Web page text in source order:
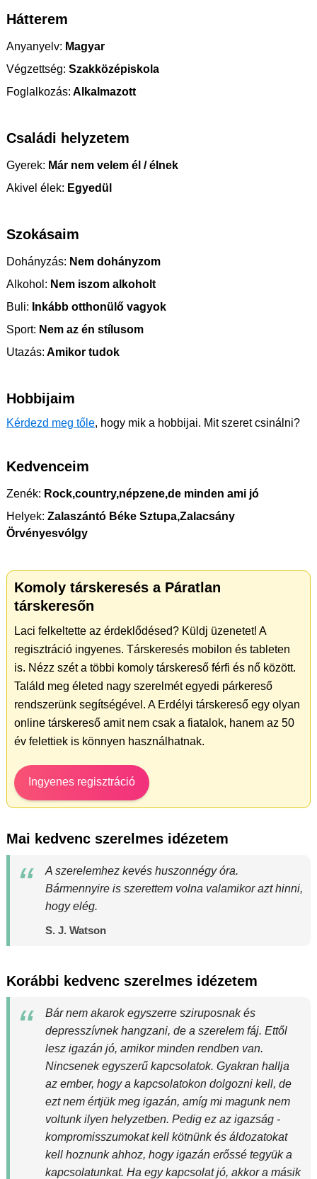
Hátterem
Anyanyelv: Magyar
Végzettség: Szakközépiskola
Foglalkozás: Alkalmazott
Családi helyzetem
Gyerek: Már nem velem él / élnek
Akivel élek: Egyedül
Szokásaim
Dohányzás: Nem dohányzom
Alkohol: Nem iszom alkoholt
Buli: Inkább otthonülő vagyok
Sport: Nem az én stílusom
Utazás: Amikor tudok
Hobbijaim
Kérdezd meg tőle, hogy mik a hobbijai. Mit szeret csinálni?
Kedvenceim
Zenék: Rock,country,népzene,de minden ami jó
Helyek: Zalaszántó Béke Sztupa,Zalacsány
Örvényesvólgy
Komoly társkeresés a Páratlan
társkeresőn
Laci felkeltette az érdeklődésed? Küldj üzenetet! A
regisztráció ingyenes. Társkeresés mobilon és tableten
is. Nézz szét a többi komoly társkereső férfi és nő között.
Találd meg életed nagy szerelmét egyedi párkereső
rendszerünk segítségével. A Erdélyi társkereső egy olyan
online társkereső amit nem csak a fiatalok, hanem az 50
év felettiek is könnyen használhatnak.
Ingyenes regisztráció
Mai kedvenc szerelmes idézetem
A szerelemhez kevés huszonnégy óra.
Bármennyire is szerettem volna valamikor azt hinni,
hogy elég.
S. J. Watson
Korábbi kedvenc szerelmes idézetem
Bár nem akarok egyszerre sziruposnak és
depresszívnek hangzani, de a szerelem fáj. Ettől
lesz igazán jó, amikor minden rendben van.
Nincsenek egyszerű kapcsolatok. Gyakran hallja
az ember, hogy a kapcsolatokon dolgozni kell, de
ezt nem értjük meg igazán, amíg mi magunk nem
voltunk ilyen helyzetben. Pedig ez az igazság -
kompromisszumokat kell kötnünk és áldozatokat
kell hoznunk ahhoz, hogy igazán erőssé tegyük a
kapcsolatunkat. Ha egy kapcsolat jó, akkor a másik